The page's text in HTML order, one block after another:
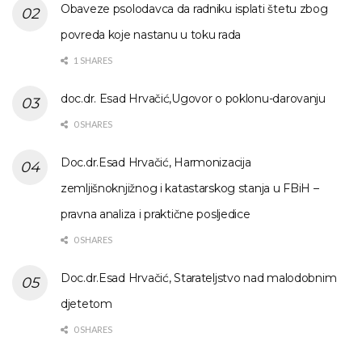
Obaveze psolodavca da radniku isplati štetu zbog
povreda koje nastanu u toku rada
1 SHARES
doc.dr. Esad Hrvačić,Ugovor o poklonu-darovanju
0 SHARES
Doc.dr.Esad Hrvačić, Harmonizacija
zemljišnoknjižnog i katastarskog stanja u FBiH –
pravna analiza i praktične posljedice
0 SHARES
Doc.dr.Esad Hrvačić, Starateljstvo nad malodobnim
djetetom
0 SHARES